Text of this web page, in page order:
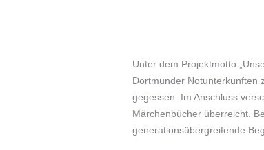
Unter dem Projektmotto
Dortmunder Notunterkünften
gegessen. Im Anschluss
Märchenbücher überreicht.
generationsübergreifende